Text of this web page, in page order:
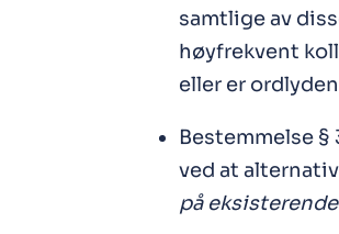
samtlige av
høyfrekvent
eller er
Bestemmelse
ved at
på eksisterende